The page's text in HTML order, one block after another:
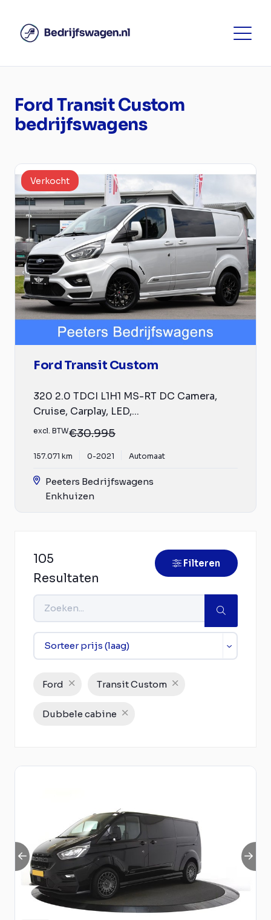
Ford Transit Custom
bedrijfswagens
Verkocht
Ford Transit Custom
320 2.0 TDCI L1H1 MS-RT DC Camera,
Cruise, Carplay, LED,...
excl. BTW€30.995
157.071 km 0-2021 Automaat
Peeters Bedrijfswagens
Enkhuizen
105
Resultaten
Filteren
Ford Transit Custom
Dubbele cabine